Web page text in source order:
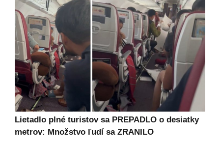
Lietadlo plné turistov sa PREPADLO o desiatky
metrov: Množstvo ľudí sa ZRANILO